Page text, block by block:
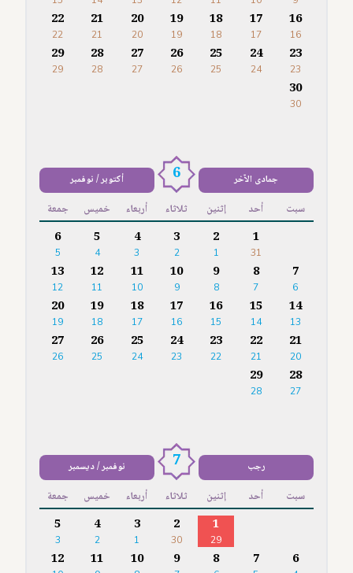
16
16
17
17
18
18
19
19
20
20
21
21
22
22
23
23
24
24
25
25
26
26
27
27
28
28
29
29
30
30
جمادى الآخر 6 أكتوبر / نوفمبر
سبت أحد إثنين ثلاثاء أربعاء خميس جمعة
1
31
2
1
3
2
4
3
5
4
6
5
7
6
8
7
9
8
10
9
11
10
12
11
13
12
14
13
15
14
16
15
17
16
18
17
19
18
20
19
21
20
22
21
23
22
24
23
25
24
26
25
27
26
28
27
29
28
رجب 7 نوفمبر / ديسمبر
سبت أحد إثنين ثلاثاء أربعاء خميس جمعة
1
29
2
30
3
1
4
2
5
3
6
7
8
9
10
11
12